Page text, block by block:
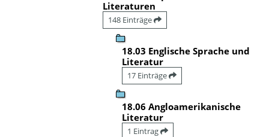
Literaturen
148 Einträge
18.03 Englische Sprache und
Literatur
17 Einträge
18.06 Angloamerikanische
Literatur
1 Eintrag